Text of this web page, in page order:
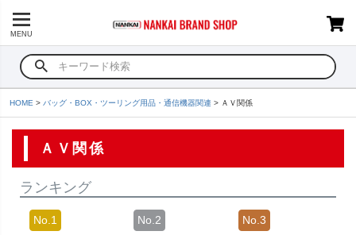
MENU
HOME バッグ・BOX・ツーリング用品・通信機器関連 ＡＶ関係
ＡＶ関係
ランキング